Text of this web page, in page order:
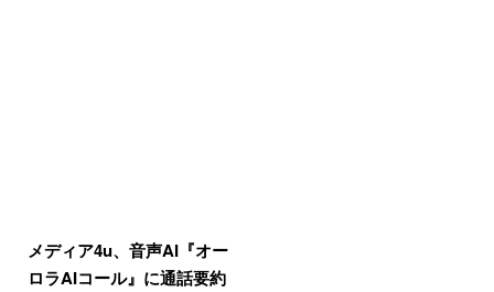
メディア4u、音声AI『オー
ロラAIコール』に通話要約